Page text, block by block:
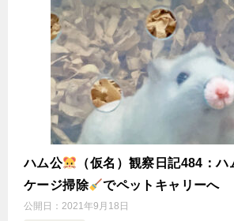
ハム公 （仮名）観察日記484：ハ
ケージ掃除
でペットキャリーへ
公開日： 2021年9月18日